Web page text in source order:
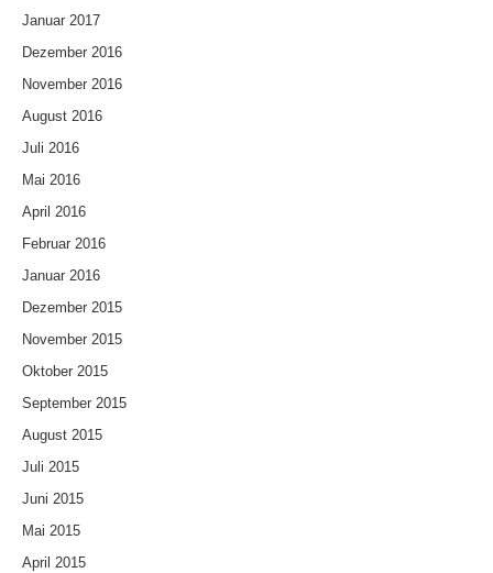
Januar 2017
Dezember 2016
November 2016
August 2016
Juli 2016
Mai 2016
April 2016
Februar 2016
Januar 2016
Dezember 2015
November 2015
Oktober 2015
September 2015
August 2015
Juli 2015
Juni 2015
Mai 2015
April 2015